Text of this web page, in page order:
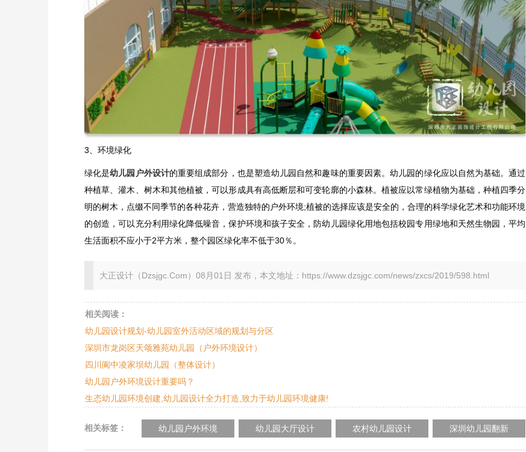
3、环境绿化
绿化是幼儿园户外设计的重要组成部分，也是塑造幼儿园自然和趣味的重要因素。幼儿园的绿化应以自然为基础。通过
种植草、灌木、树木和其他植被，可以形成具有高低断层和可变轮廓的小森林。植被应以常绿植物为基础，种植四季分
明的树木，点缀不同季节的各种花卉，营造独特的户外环境;植被的选择应该是安全的，合理的科学绿化艺术和功能环境
的创造，可以充分利用绿化降低噪音，保护环境和孩子安全，防幼儿园绿化用地包括校园专用绿地和天然生物园，平均
生活面积不应小于2平方米，整个园区绿化率不低于30％。
大正设计（Dzsjgc.Com）08月01日 发布，本文地址：https://www.dzsjgc.com/news/zxcs/2019/598.html
相关阅读：
幼儿园设计规划-幼儿园室外活动区域的规划与分区
深圳市龙岗区天颂雅苑幼儿园（户外环境设计）
四川阆中凌家坝幼儿园（整体设计）
幼儿园户外环境设计重要吗？
生态幼儿园环境创建,幼儿园设计全力打造,致力于幼儿园环境健康!
相关标签： 幼儿园户外环境 幼儿园大厅设计 农村幼儿园设计 深圳幼儿园翻新